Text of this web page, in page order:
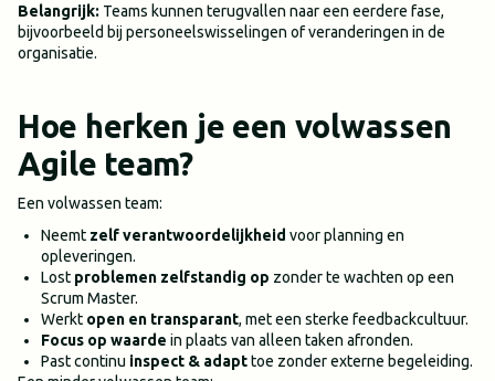
Belangrijk: Teams kunnen terugvallen naar een eerdere fase,
bijvoorbeeld bij personeelswisselingen of veranderingen in de
organisatie.
Hoe herken je een volwassen
Agile team?
Een volwassen team:
Neemt zelf verantwoordelijkheid voor planning en
opleveringen.
Lost problemen zelfstandig op zonder te wachten op een
Scrum Master.
Werkt open en transparant, met een sterke feedbackcultuur.
Focus op waarde in plaats van alleen taken afronden.
Past continu inspect & adapttoe zonder externe begeleiding.